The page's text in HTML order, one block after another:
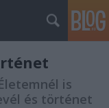
​is
és történet